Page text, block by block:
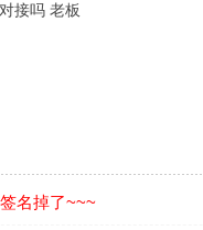
接吗 老板
名掉了~~~